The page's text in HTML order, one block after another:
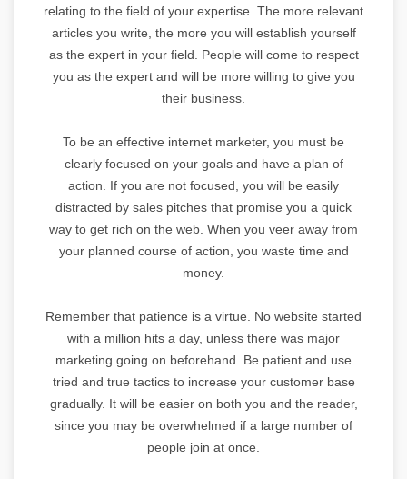
relating to the field of your expertise. The more relevant
articles you write, the more you will establish yourself
as the expert in your field. People will come to respect
you as the expert and will be more willing to give you
their business.
To be an effective internet marketer, you must be
clearly focused on your goals and have a plan of
action. If you are not focused, you will be easily
distracted by sales pitches that promise you a quick
way to get rich on the web. When you veer away from
your planned course of action, you waste time and
money.
Remember that patience is a virtue. No website started
with a million hits a day, unless there was major
marketing going on beforehand. Be patient and use
tried and true tactics to increase your customer base
gradually. It will be easier on both you and the reader,
since you may be overwhelmed if a large number of
people join at once.